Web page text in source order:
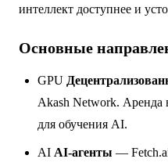
интеллект доступнее и
Основные
GPU
Akash Network. Аренда
для обучения AI.
AI AI-агенты —